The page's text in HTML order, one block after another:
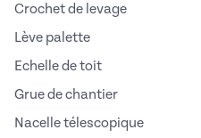
Crochet de levage
Lève palette
Echelle de toit
Grue de chantier
Nacelle télescopique